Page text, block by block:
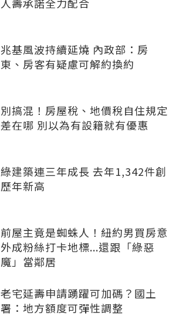
兆基風波持續延燒 內政部：房
東、房客有疑慮可解約換約
別搞混！房屋稅、地價稅自住規定
差在哪 別以為有設籍就有優惠
綠建築連三年成長 去年1,342件創
歷年新高
前屋主竟是蜘蛛人！紐約男買房意
外成粉絲打卡地標...還跟「綠惡
魔」當鄰居
老宅延壽申請踴躍可加碼？國土
署：地方額度可彈性調整